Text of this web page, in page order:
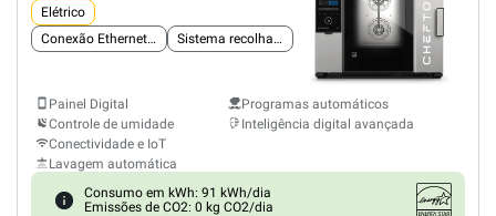
Elétrico
Conexão Ethernet integrada
Sistema recolha gorduras
Painel Digital
Controle de umidade
Conectividade e IoT
Lavagem automática
Programas automáticos
Inteligência digital avançada
Consumo em kWh: 91 kWh/dia
Emissões de CO2: 0 kg CO2/dia